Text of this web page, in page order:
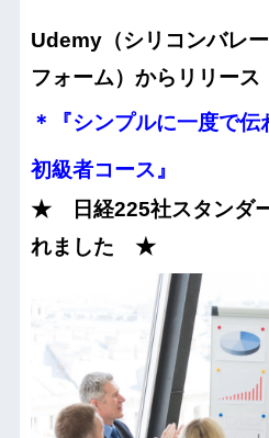
Udemy（シリコンバレ
フォーム）からリリース
＊『シンプルに一度で
初級者コース』
★ 日経225社スタンダ
れました ★